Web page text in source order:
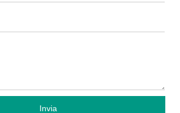
Invia